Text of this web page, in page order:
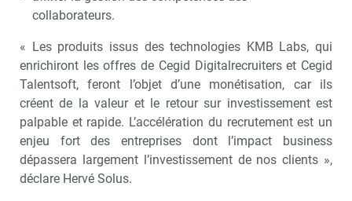
collaborateurs.
« Les produits issus des technologies KMB Labs, qui
enrichiront les offres de Cegid Digitalrecruiters et Cegid
Talentsoft, feront l’objet d’une monétisation, car ils
créent de la valeur et le retour sur investissement est
palpable et rapide. L’accélération du recrutement est un
enjeu fort des entreprises dont l’impact business
dépassera largement l’investissement de nos clients »,
déclare Hervé Solus.